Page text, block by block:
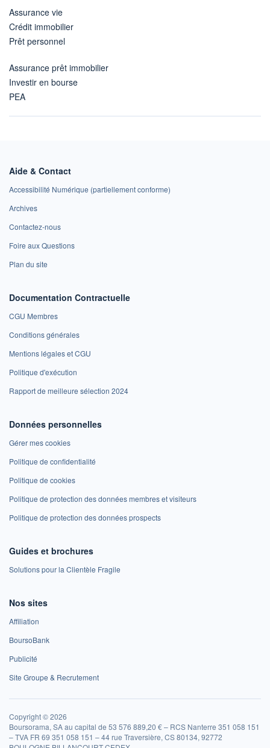
Assurance vie
Crédit immobilier
Prêt personnel
Assurance prêt immobilier
Investir en bourse
PEA
Aide & Contact
Accessibilité Numérique (partiellement conforme)
Archives
Contactez-nous
Foire aux Questions
Plan du site
Documentation Contractuelle
CGU Membres
Conditions générales
Mentions légales et CGU
Politique d'exécution
Rapport de meilleure sélection 2024
Données personnelles
Gérer mes cookies
Politique de confidentialité
Politique de cookies
Politique de protection des données membres et visiteurs
Politique de protection des données prospects
Guides et brochures
Solutions pour la Clientèle Fragile
Nos sites
Affiliation
BoursoBank
Publicité
Site Groupe & Recrutement
Copyright © 2026
Boursorama, SA au capital de 53 576 889,20 € – RCS Nanterre 351 058 151
– TVA FR 69 351 058 151 – 44 rue Traversière, CS 80134, 92772